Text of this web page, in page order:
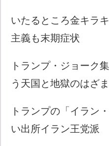
いたるところ金キラ
主義も末期症状
トランプ・ジョーク
う天国と地獄のはざ
トランプの「イラン
い出所イラン王党派